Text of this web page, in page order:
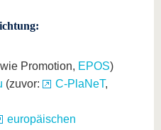
Promotion, EPOS)
(zuvor: C-PlaNeT,
europäischen